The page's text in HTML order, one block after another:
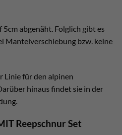
abgenäht. Folglich gibt es
Mantelverschiebung bzw. keine
Linie für den alpinen
hinaus findet sie in der
Reepschnur Set